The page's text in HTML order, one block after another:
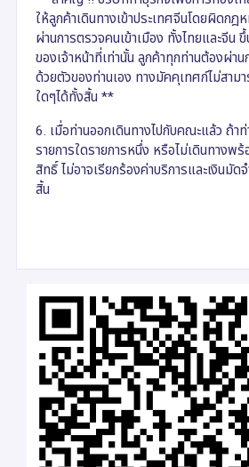
ให้ลูกค้าเดินทางเข้าประเทศจีนโดยผิดกฎ
ผ่านการตรวจคนเข้าเมือง ทั้งไทยและจีน
ของเจ้าหน้าที่เท่านั้น ลูกค้าทุกท่านต้องผ่าน
ด้วยตัวของท่านเอง ทางมัคคุเทศก์ไม่สาม
ใดๆได้ทั้งสิ้น **
6. เมื่อท่านออกเดินทางไปกับคณะแล้ว ถ้าท่
รายการใดรายการหนึ่ง หรือไม่เดินทางพ
สิทธิ์ ไม่อาจเรียกร้องค่าบริการและเงินมั
สิ้น